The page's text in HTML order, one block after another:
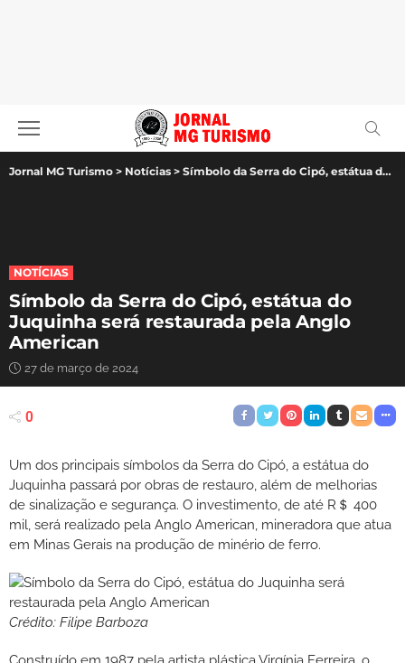
Jornal MG Turismo > Notícias > Símbolo da Serra do Cipó, estátua do Juquinha será restaurada pela Anglo American
NOTÍCIAS
Símbolo da Serra do Cipó, estátua do
Juquinha será restaurada pela Anglo
American
27 de março de 2024
0
Um dos principais símbolos da Serra do Cipó, a estátua do
Juquinha passará por obras de restauro, além de melhorias
de sinalização e segurança. O investimento, de até R＄ 400
mil, será realizado pela Anglo American, mineradora que atua
em Minas Gerais na produção de minério de ferro.
Crédito: Filipe Barboza